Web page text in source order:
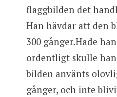
flaggbilden det
Han hävdar att den
300 gånger.Hade
ordentligt skulle
bilden använts
gånger, och inte